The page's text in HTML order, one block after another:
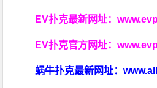
EV扑克最新网址：
EV扑克官方网址：
蜗牛扑克最新网址：